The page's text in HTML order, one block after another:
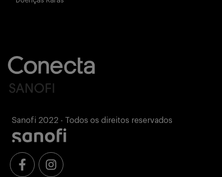
Sanofi 2022 - Todos os direitos reservados